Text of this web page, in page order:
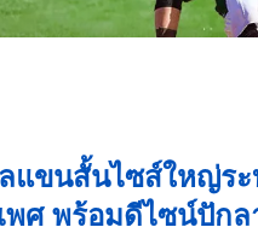
แขนสั้นไซส์ใหญ่ร
พศ พร้อมดีไซน์ปักล